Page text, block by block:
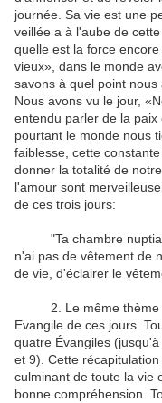
journée. Sa vie est une
veillée a à l'aube de
quelle est la force
vieux», dans le monde
savons à quel point
Nous avons vu le jour,
entendu parler de la
pourtant le monde nous
faiblesse, cette
donner la totalité de
l'amour sont
de ces trois jours:
"Ta chambre nuptiale
n'ai pas de vêtement de
de vie, d'éclairer le
2. Le même thème
Evangile de ces jours.
quatre Évangiles
et 9). Cette
culminant de toute la vie
bonne compréhension.